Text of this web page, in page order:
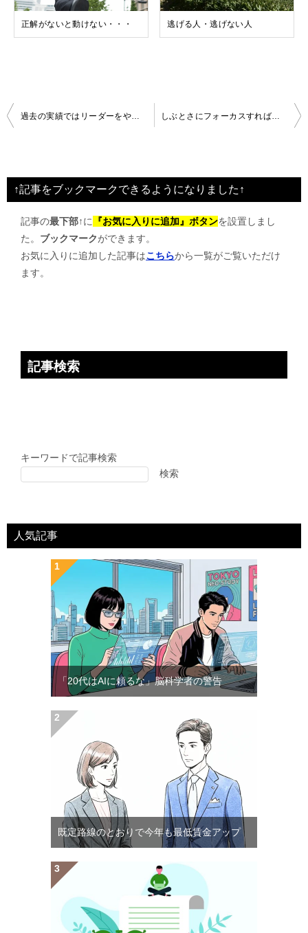
正解がないと動けない・・・ 逃げる人・逃げない人
投
ビ
ゲ
↑記事をブックマークできるようになりました↑
記事の最下部↑に 『お気に入りに追加』ボタンを設置しまし
た。 ブックマークができます。
お気に入りに追加した記事はこちらから一覧がご覧いただけ
ます。
記事検索
キーワードで記事検索
検索
人気記事
「20代はAIに頼るな」脳科学者の警告
既定路線のとおりで今年も最低賃金アップ